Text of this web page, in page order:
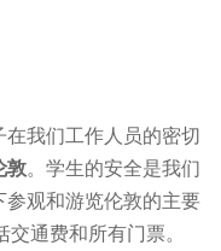
我们工作人员的密切
敦。学生的安全是我们
观和游览伦敦的主要
交通费和所有门票。